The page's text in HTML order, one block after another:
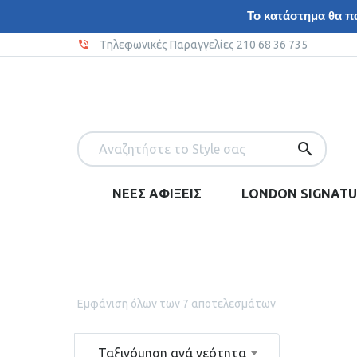
Το κατάστημα θα
Tηλεφωνικές Παραγγελίες 210 68 36 735
ΝΕΕΣ ΑΦΙΞΕΙΣ LONDON
Εμφάνιση όλων των 7 αποτελεσμάτων
Ταξινόμηση ανά νεότητα